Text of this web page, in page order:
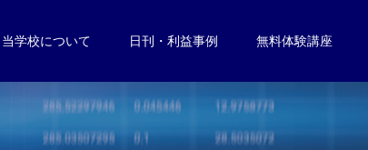
当学校について 日刊・利益事例 無料体験講座